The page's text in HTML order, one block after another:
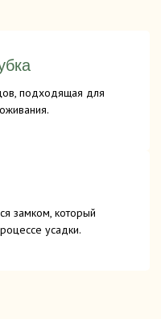
подходящая для
замком, который
усадки.